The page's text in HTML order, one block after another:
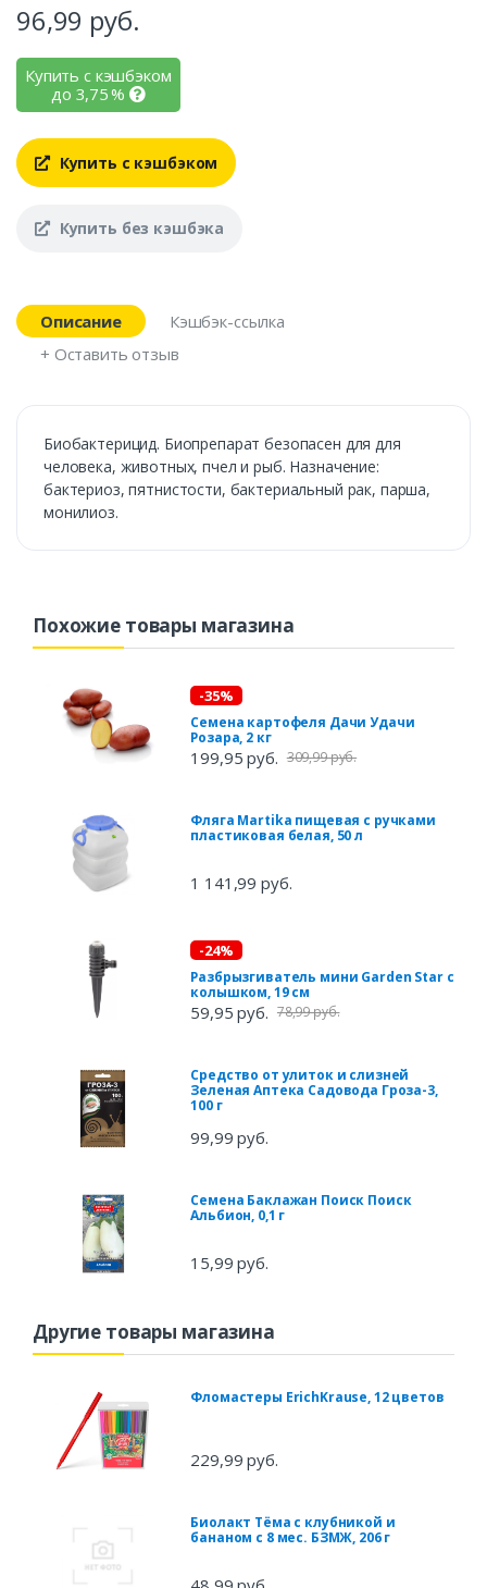
96,99 руб.
Купить с кэшбэком
до 3,75%
Купить с кэшбэком
Купить без кэшбэка
Описание
Кэшбэк-ссылка
+ Оставить отзыв
Биобактерицид. Биопрепарат безопасен для для
человека, животных, пчел и рыб. Назначение:
бактериоз, пятнистости, бактериальный рак, парша,
монилиоз.
Похожие товары магазина
-35%
Семена картофеля Дачи Удачи
Розара, 2 кг
199,95 руб. 309,99 руб.
Фляга Martika пищевая с ручками
пластиковая белая, 50 л
1 141,99 руб.
-24%
Разбрызгиватель мини Garden Star с
колышком, 19 см
59,95 руб. 78,99 руб.
Средство от улиток и слизней
Зеленая Аптека Садовода Гроза-3,
100 г
99,99 руб.
Семена Баклажан Поиск Поиск
Альбион, 0,1 г
15,99 руб.
Другие товары магазина
Фломастеры ErichKrause, 12 цветов
229,99 руб.
Биолакт Тёма с клубникой и
бананом с 8 мес. БЗМЖ, 206 г